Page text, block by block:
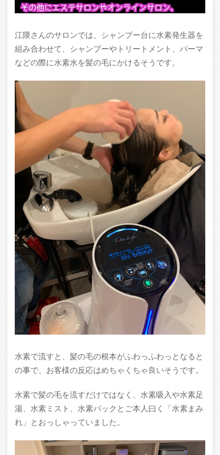
江隈さんのサロンでは、シャンプー台に水素発生器を
組み合わせて、シャンプーやトリートメント、パーマ
などの際に水素水を髪の毛にかけるそうです。
水素で流すと、髪の毛の根本がふわっふわっとなると
の事で、お客様の反応はめちゃくちゃ良いそうです。
水素で髪の毛を流すだけではなく、水素吸入や水素足
湯、水素ミスト、水素パックとご本人曰く「水素まみ
れ」とおっしゃっていました。